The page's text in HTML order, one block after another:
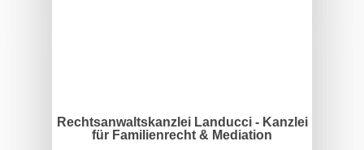
Rechtsanwaltskanzlei Landucci - Kanzlei
für Familienrecht & Mediation